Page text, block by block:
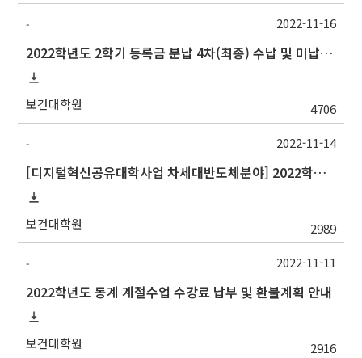
-
2022학년도 2학기 등록금 분납 4차(최종) 수납 및 미납자 제적 예정 안내
보건대학원 4706
2022-11-16
-
[디지털혁신공유대학사업 차세대반도체분야] 2022학년도 중앙대학교 동계 계절수업 교류 수학 안내
보건대학원 2989
2022-11-14
-
2022학년도 동계 계절수업 수강료 납부 및 환불계획 안내
보건대학원 2916
2022-11-11